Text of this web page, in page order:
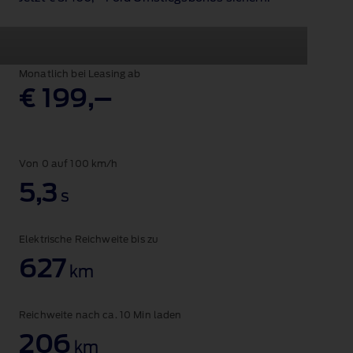
Monatlich bei Leasing ab
€ 199,–
Von 0 auf 100 km/h
5,3 s
Elektrische Reichweite bis zu
627 km
Reichweite nach ca. 10 Min laden
206 km